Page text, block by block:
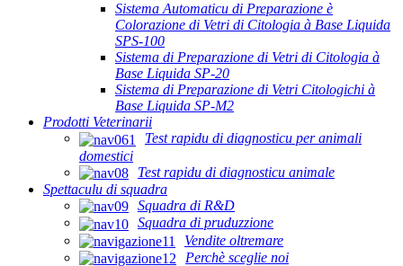
Sistema Automaticu di Preparazione è
Colorazione di Vetri di Citologia à Base Liquida
SPS-100
Sistema di Preparazione di Vetri di Citologia à
Base Liquida SP-20
Sistema di Preparazione di Vetri Citologichi à
Base Liquida SP-M2
Prodotti Veterinarii
Test rapidu di diagnosticu per animali
domestici
Test rapidu di diagnosticu animale
Spettaculu di squadra
Squadra di R&D
Squadra di pruduzzione
Vendite oltremare
Perchè sceglie noi